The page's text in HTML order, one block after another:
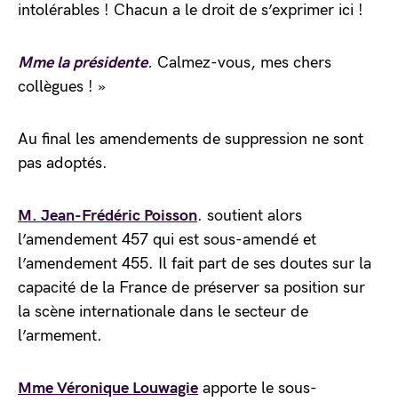
intolérables ! Chacun a le droit de s’exprimer ici !
Mme la présidente. Calmez-vous, mes chers
collègues ! »
Au final les amendements de suppression ne sont
pas adoptés.
M. Jean-Frédéric Poisson. soutient alors
l’amendement 457 qui est sous-amendé et
l’amendement 455. Il fait part de ses doutes sur la
capacité de la France de préserver sa position sur
la scène internationale dans le secteur de
l’armement.
Mme Véronique Louwagie apporte le sous-